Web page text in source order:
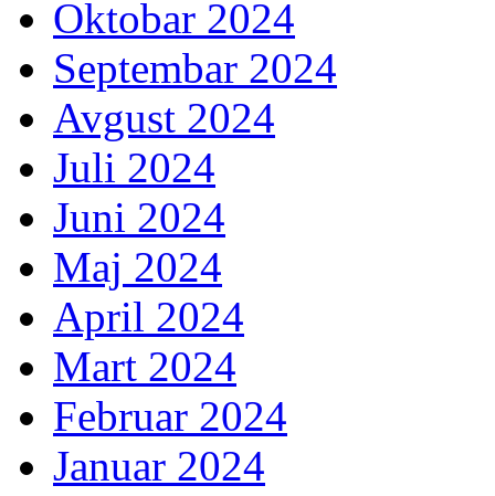
Oktobar 2024
Septembar 2024
Avgust 2024
Juli 2024
Juni 2024
Maj 2024
April 2024
Mart 2024
Februar 2024
Januar 2024